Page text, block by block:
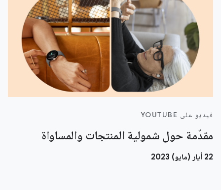
فيديو على YOUTUBE
مقدّمة حول شمولية المنتجات والمساواة
22 أيار (مايو) 2023